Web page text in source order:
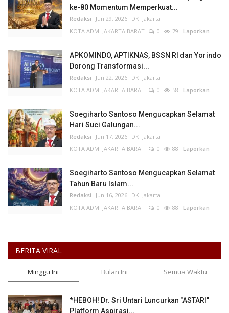
ke-80 Momentum Memperkuat...
Redaksi Jun 29, 2026 DKI Jakarta
KOTA ADM. JAKARTA BARAT
0 79 Laporkan
APKOMINDO, APTIKNAS, BSSN RI dan Yorindo
Dorong Transformasi...
Redaksi Jun 22, 2026 DKI Jakarta
KOTA ADM. JAKARTA BARAT
0 58 Laporkan
Soegiharto Santoso Mengucapkan Selamat
Hari Suci Galungan...
Redaksi Jun 17, 2026 DKI Jakarta
KOTA ADM. JAKARTA BARAT
0 88 Laporkan
Soegiharto Santoso Mengucapkan Selamat
Tahun Baru Islam...
Redaksi Jun 16, 2026 DKI Jakarta
KOTA ADM. JAKARTA BARAT
0 88 Laporkan
BERITA VIRAL
Minggu Ini Bulan Ini Semua Waktu
*HEBOH! Dr. Sri Untari Luncurkan "ASTARI"
Platform Aspirasi...